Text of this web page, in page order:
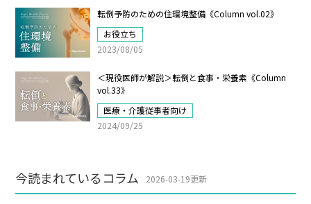
転倒予防のための住環境整備《Column vol.02》
お役立ち
2023/08/05
＜現役医師が解説＞転倒と食事・栄養素《Column
vol.33》
医療・介護従事者向け
2024/09/25
今読まれているコラム 2026-03-19更新